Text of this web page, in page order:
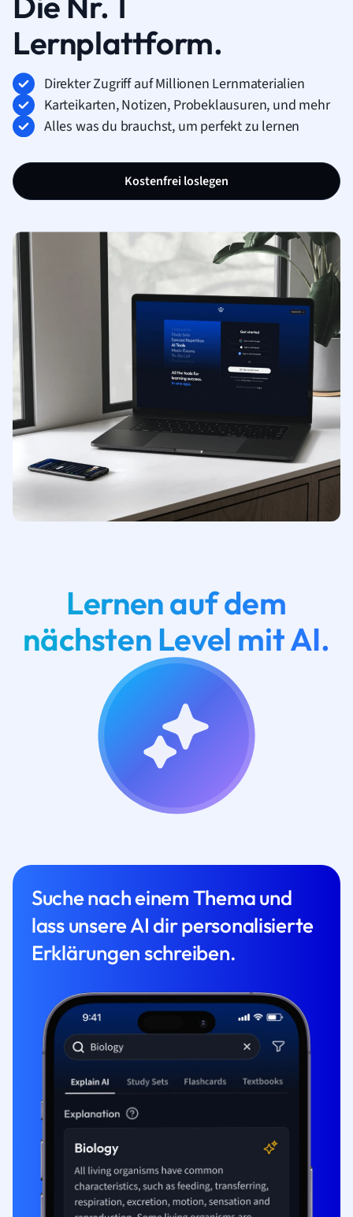
Lernplattform.
Direkter Zugriff auf Millionen Lernmaterialien
Karteikarten, Notizen, Probeklausuren, und mehr
Alles was du brauchst, um perfekt zu lernen
Kostenfrei loslegen
Lernen auf dem
nächsten Level mit AI.
Suche nach einem Thema und
lass unsere AI dir personalisierte
Erklärungen schreiben.